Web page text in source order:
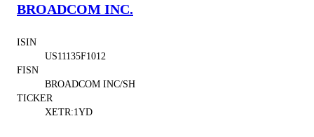
BROADCOM INC.
ISIN
US11135F1012
FISN
BROADCOM INC/SH
TICKER
XETR:1YD